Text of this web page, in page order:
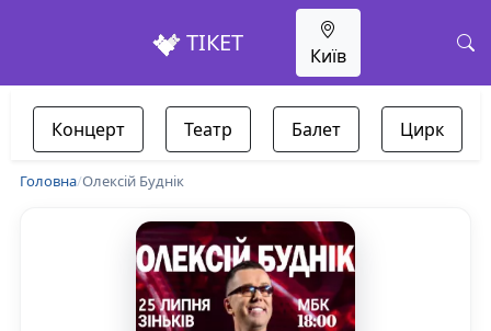
ТІКЕТ Київ
Концерт Театр Балет Цирк
Головна/Олексій Буднік